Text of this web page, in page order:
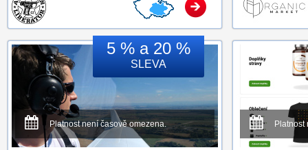
5 % a 20 %
SLEVA
Platnost není časově omezena. Platnost